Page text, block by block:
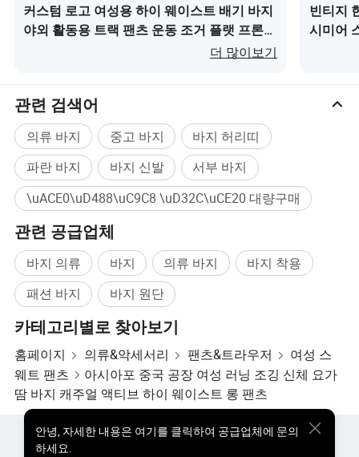
커스텀 로고 여성용 하이 웨이스트 배기 바지
야외 활동용 트랙 팬츠 운동 조거 플랫 프론트
와이드 레그 스웨트팬츠이(가) 무엇인가요?
더 많이보기
빈티지
시미어
관련 검색어
의류 바지 중고 바지
바지 허리띠
파란 바지
바지 신발
서부 바지
\uACE0\uD488\uC9C8 \uD32C\uCE20 대량구매
관련 공급업체
바지 의류 바지 의류 바지
바지 착용
패션 바지
바지 원단
카테고리별로 찾아보기
홈페이지 의류&악세서리 팬츠&트라우저
여성 스
웨트 팬츠
아시아포 중국 공장 여성 러닝 조깅 신체 요가
땀 바지 캐주얼 액티브 하이 웨이스트 롱 팬츠
안녕, 자세한 내용은 여기를 클릭하여 공급업체에 문의
하세요.
핫한 제품 핫 제품 가격 도매 핫 제품
스타 바이어